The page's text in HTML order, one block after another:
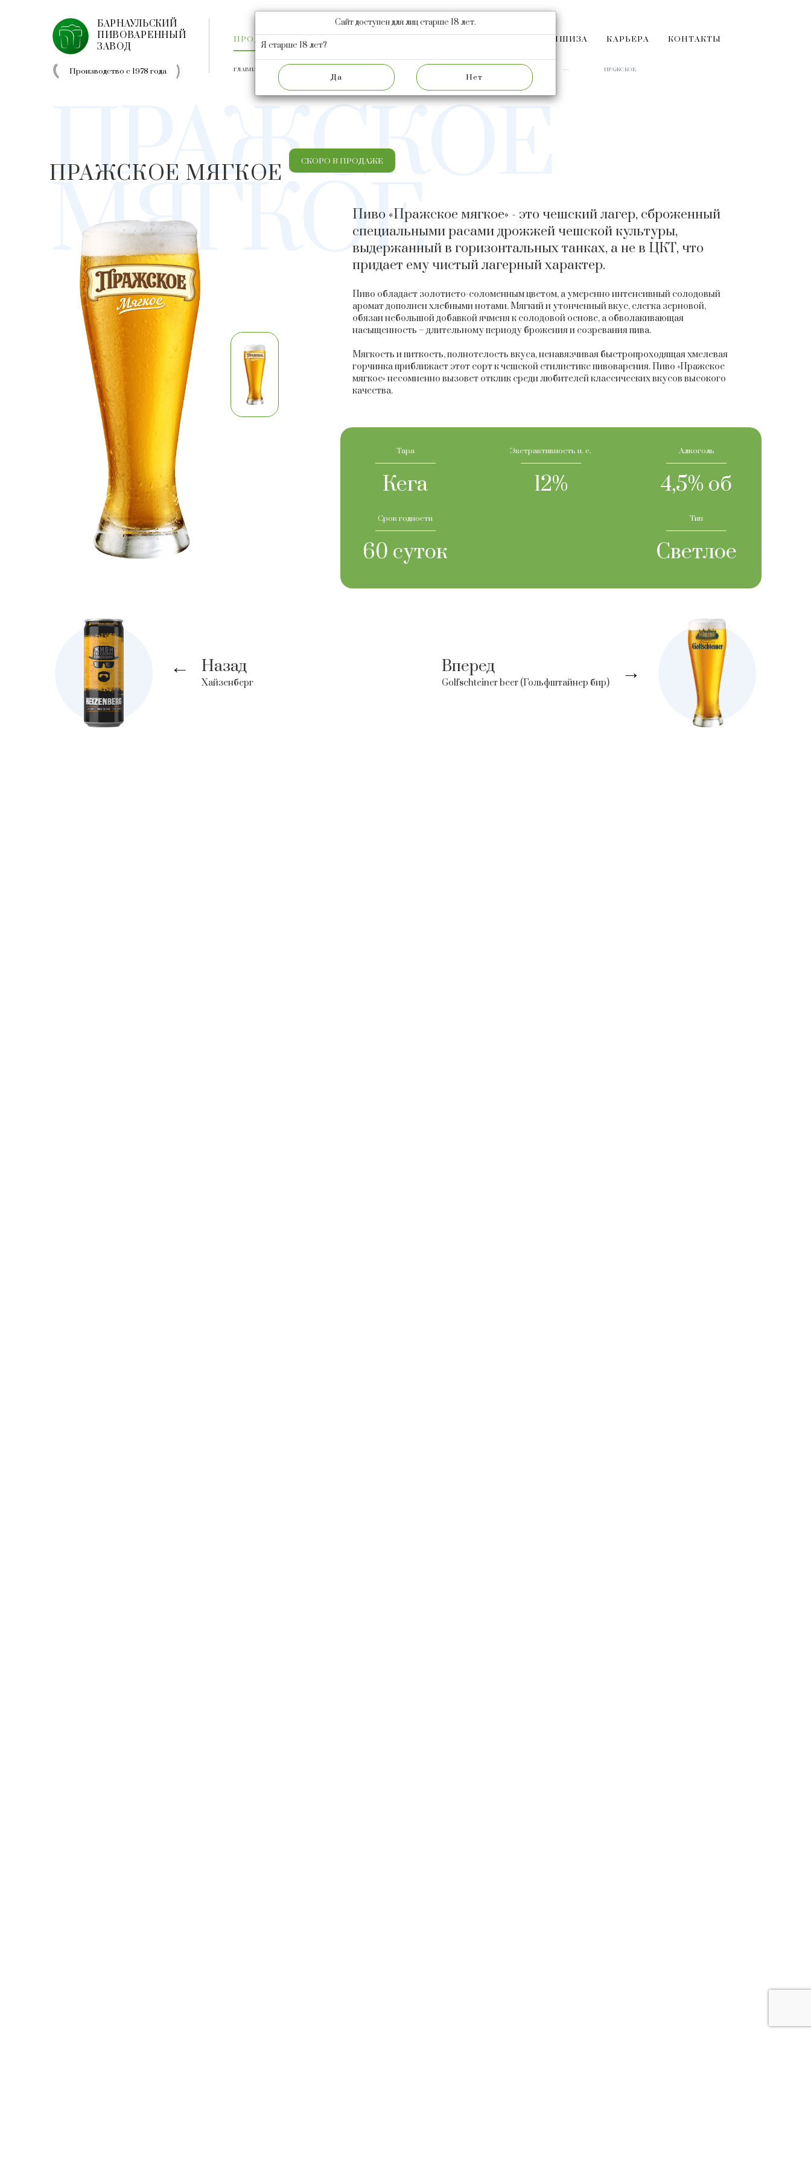
БАРНАУЛЬСКИЙ
ПИВОВАРЕННЫЙ
ЗАВОД
Производство с 1978 года
ПРОДУКЦИЯ НОВОСТИ ФРАНШИЗА КАРЬЕРА КОНТАКТЫ
ГЛАВНАЯ ПРАЖСКОЕ
ПРАЖСКОЕ МЯГКОЕ СКОРО В ПРОДАЖЕ
ПРАЖСКОЕ
МЯГКОЕПиво «Пражское мягкое» - это чешский лагер, сброженный
специальными расами дрожжей чешской культуры,
выдержанный в горизонтальных танках, а не в ЦКТ, что
придает ему чистый лагерный характер.
Пиво обладает золотисто-соломенным цветом, а умеренно интенсивный солодовый
аромат дополнен хлебными нотами. Мягкий и утонченный вкус, слегка зерновой,
обязан небольшой добавкой ячменя к солодовой основе, а обволакивающая
насыщенность – длительному периоду брожения и созревания пива.
Мягкость и питкость, полнотелость вкуса, ненавязчивая быстропроходящая хмелевая
горчинка приближает этот сорт к чешской стилистике пивоварения. Пиво «Пражское
мягкое» несомненно вызовет отклик среди любителей классических вкусов высокого
качества.
Тара
Кега
Экстрактивность н. с.
12%
Алкоголь
4,5% об
Срок годности
60 суток
Тип
Светлое
→ Назад
Хайзенберг →
Вперед
Golfschteiner beer (Гольфштайнер бир)
Сайт доступен для лиц старше 18 лет.
Я старше 18 лет?